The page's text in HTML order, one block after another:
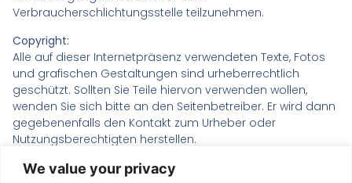
We value your privacy
Verbraucherschlichtungsstelle teilzunehmen.
Copyright:
Alle auf dieser Internetpräsenz verwendeten Texte, Fotos
und grafischen Gestaltungen sind urheberrechtlich
geschützt. Sollten Sie Teile hiervon verwenden wollen,
wenden Sie sich bitte an den Seitenbetreiber. Er wird dann
gegebenenfalls den Kontakt zum Urheber oder
Nutzungsberechtigten herstellen.
Design: